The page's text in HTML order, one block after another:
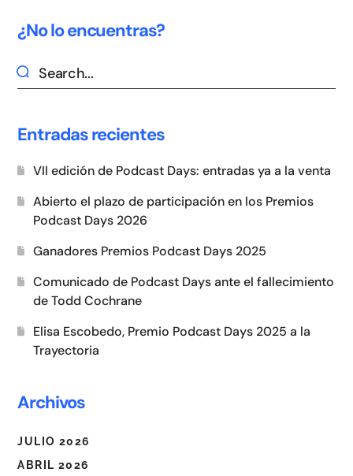
¿No lo encuentras?
Entradas recientes
VII edición de Podcast Days: entradas ya a la venta
Abierto el plazo de participación en los Premios
Podcast Days 2026
Ganadores Premios Podcast Days 2025
Comunicado de Podcast Days ante el fallecimiento
de Todd Cochrane
Elisa Escobedo, Premio Podcast Days 2025 a la
Trayectoria
Archivos
JULIO 2026
ABRIL 2026